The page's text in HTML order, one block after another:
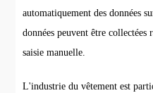
automatiquement des données
données peuvent être collectées
saisie manuelle.
L'industrie du vêtement est